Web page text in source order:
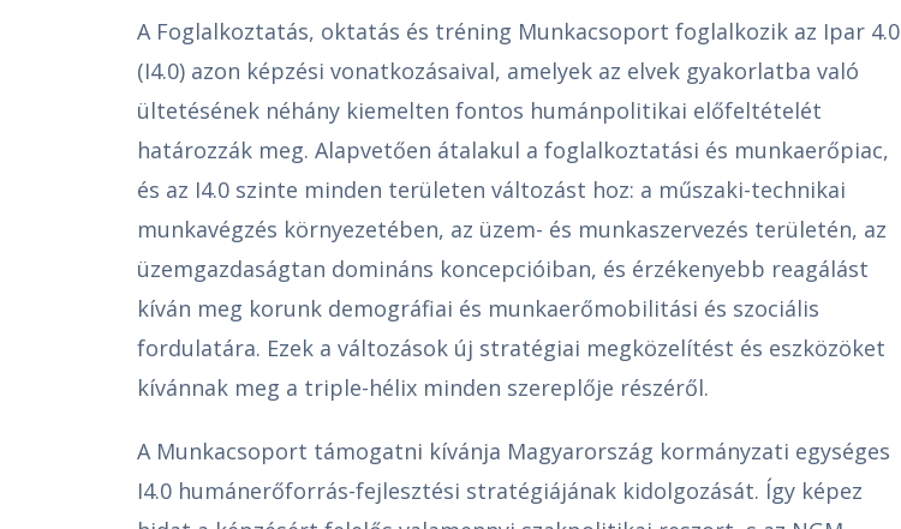
A Foglalkoztatás, oktatás és tréning Munkacsoport foglalkozik az Ipar 4.0
(I4.0) azon képzési vonatkozásaival, amelyek az elvek gyakorlatba való
ültetésének néhány kiemelten fontos humánpolitikai előfeltételét
határozzák meg. Alapvetően átalakul a foglalkoztatási és munkaerőpiac,
és az I4.0 szinte minden területen változást hoz: a műszaki-technikai
munkavégzés környezetében, az üzem- és munkaszervezés területén, az
üzemgazdaságtan domináns koncepcióiban, és érzékenyebb reagálást
kíván meg korunk demográfiai és munkaerőmobilitási és szociális
fordulatára. Ezek a változások új stratégiai megközelítést és eszközöket
kívánnak meg a triple-hélix minden szereplője részéről.
A Munkacsoport támogatni kívánja Magyarország kormányzati egységes
I4.0 humánerőforrás-fejlesztési stratégiájának kidolgozását. Így képez